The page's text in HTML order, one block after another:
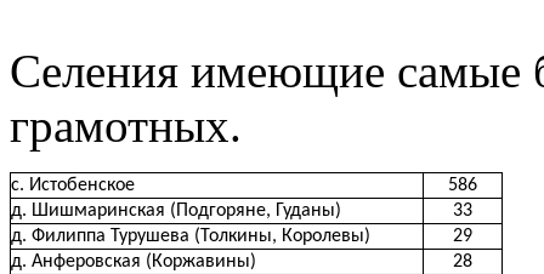
Селения имеющие самые
грамотных.
с. Истобенское
586
д. Шишмаринская (Подгоряне, Гуданы)
33
д. Филиппа Турушева (Толкины, Королевы)
29
д. Анферовская (Коржавины)
28